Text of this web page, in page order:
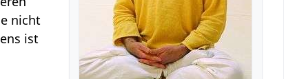
nicht
ist